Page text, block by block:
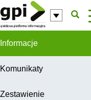
Przejdź do komentarzy
Informacje
Komunikaty
Zestawienie
W celu świadczenia